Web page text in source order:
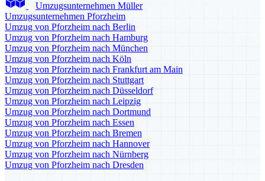
Umzugsunternehmen Müller
Umzugsunternehmen Pforzheim
Umzug von Pforzheim nach Berlin
Umzug von Pforzheim nach Hamburg
Umzug von Pforzheim nach München
Umzug von Pforzheim nach Köln
Umzug von Pforzheim nach Frankfurt am Main
Umzug von Pforzheim nach Stuttgart
Umzug von Pforzheim nach Düsseldorf
Umzug von Pforzheim nach Leipzig
Umzug von Pforzheim nach Dortmund
Umzug von Pforzheim nach Essen
Umzug von Pforzheim nach Bremen
Umzug von Pforzheim nach Hannover
Umzug von Pforzheim nach Nürnberg
Umzug von Pforzheim nach Dresden